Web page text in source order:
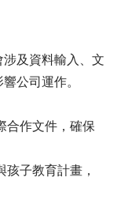
及資料輸入、文
公司運作。
合作文件，確保
子教育計畫，